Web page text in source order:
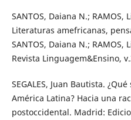
SANTOS, Daiana N.; RAMOS,
Literaturas amefricanas,
SANTOS, Daiana N.; RAMOS,
Revista Linguagem&Ensino,
SEGALES, Juan Bautista.
América Latina? Hacia una
postoccidental. Madrid: